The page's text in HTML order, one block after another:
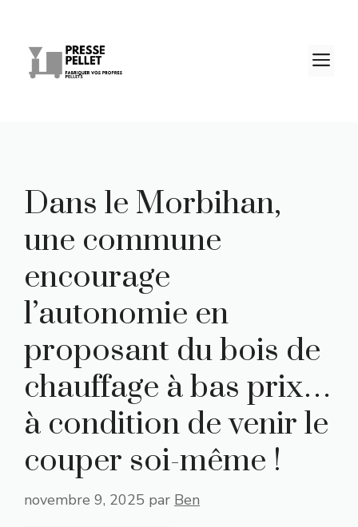
contenu
Dans le Morbihan,
une commune
encourage
l’autonomie en
proposant du bois de
chauffage à bas prix…
à condition de venir le
couper soi-même !
novembre 9, 2025 par Ben